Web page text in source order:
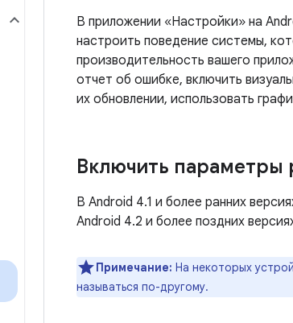
В приложении «Настройки» на
настроить поведение системы,
производительность вашего
отчет об ошибке, включить
их обновлении, использовать
Включить параметры
В Android 4.1 и более ранних
Android 4.2 и более поздних
Примечание: На некоторых
называться по-другому.